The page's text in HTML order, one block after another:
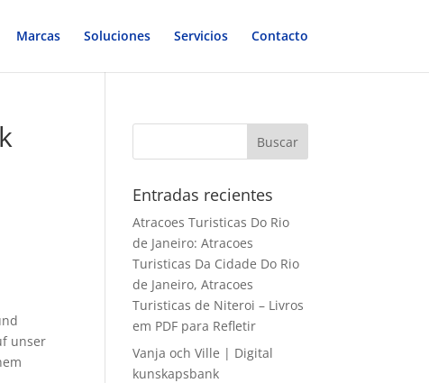
Marcas Soluciones Servicios Contacto
unser
Entradas recientes
Atracoes Turisticas Do Rio
de Janeiro: Atracoes
Turisticas Da Cidade Do Rio
de Janeiro, Atracoes
Turisticas de Niteroi – Livros
em PDF para Refletir
Vanja och Ville | Digital
kunskapsbank